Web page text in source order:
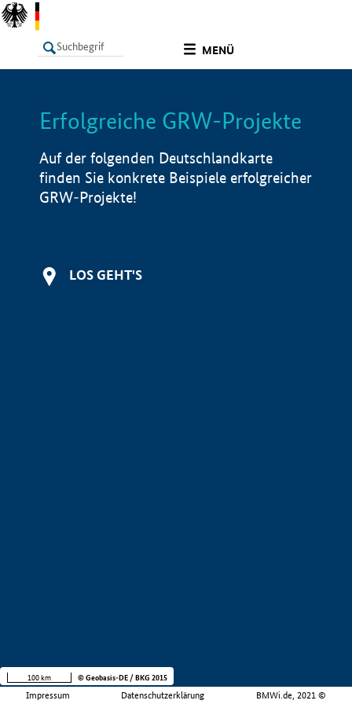
MENÜ
LISTE Info
Erfolgreiche GRW-Projekte
Auf der folgenden Deutschlandkarte
finden Sie konkrete Beispiele erfolgreicher
GRW-Projekte!
LOS GEHT'S
Impressum Datenschutzerklärung BMWi.de, 2021 ©
100 km © Geobasis-DE / BKG 2015